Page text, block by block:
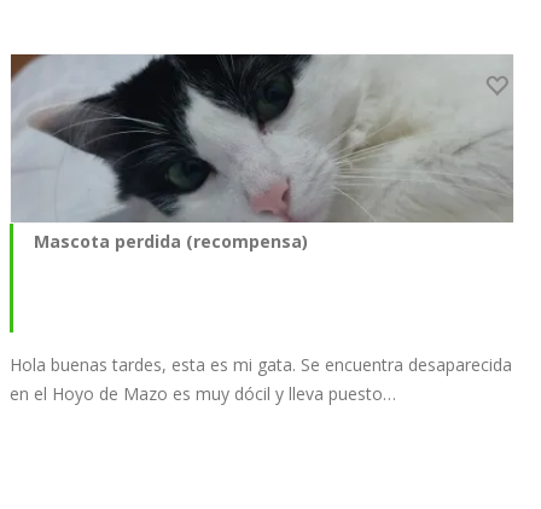
Mascota perdida (recompensa)
Hola buenas tardes, esta es mi gata. Se encuentra desaparecida
en el Hoyo de Mazo es muy dócil y lleva puesto…